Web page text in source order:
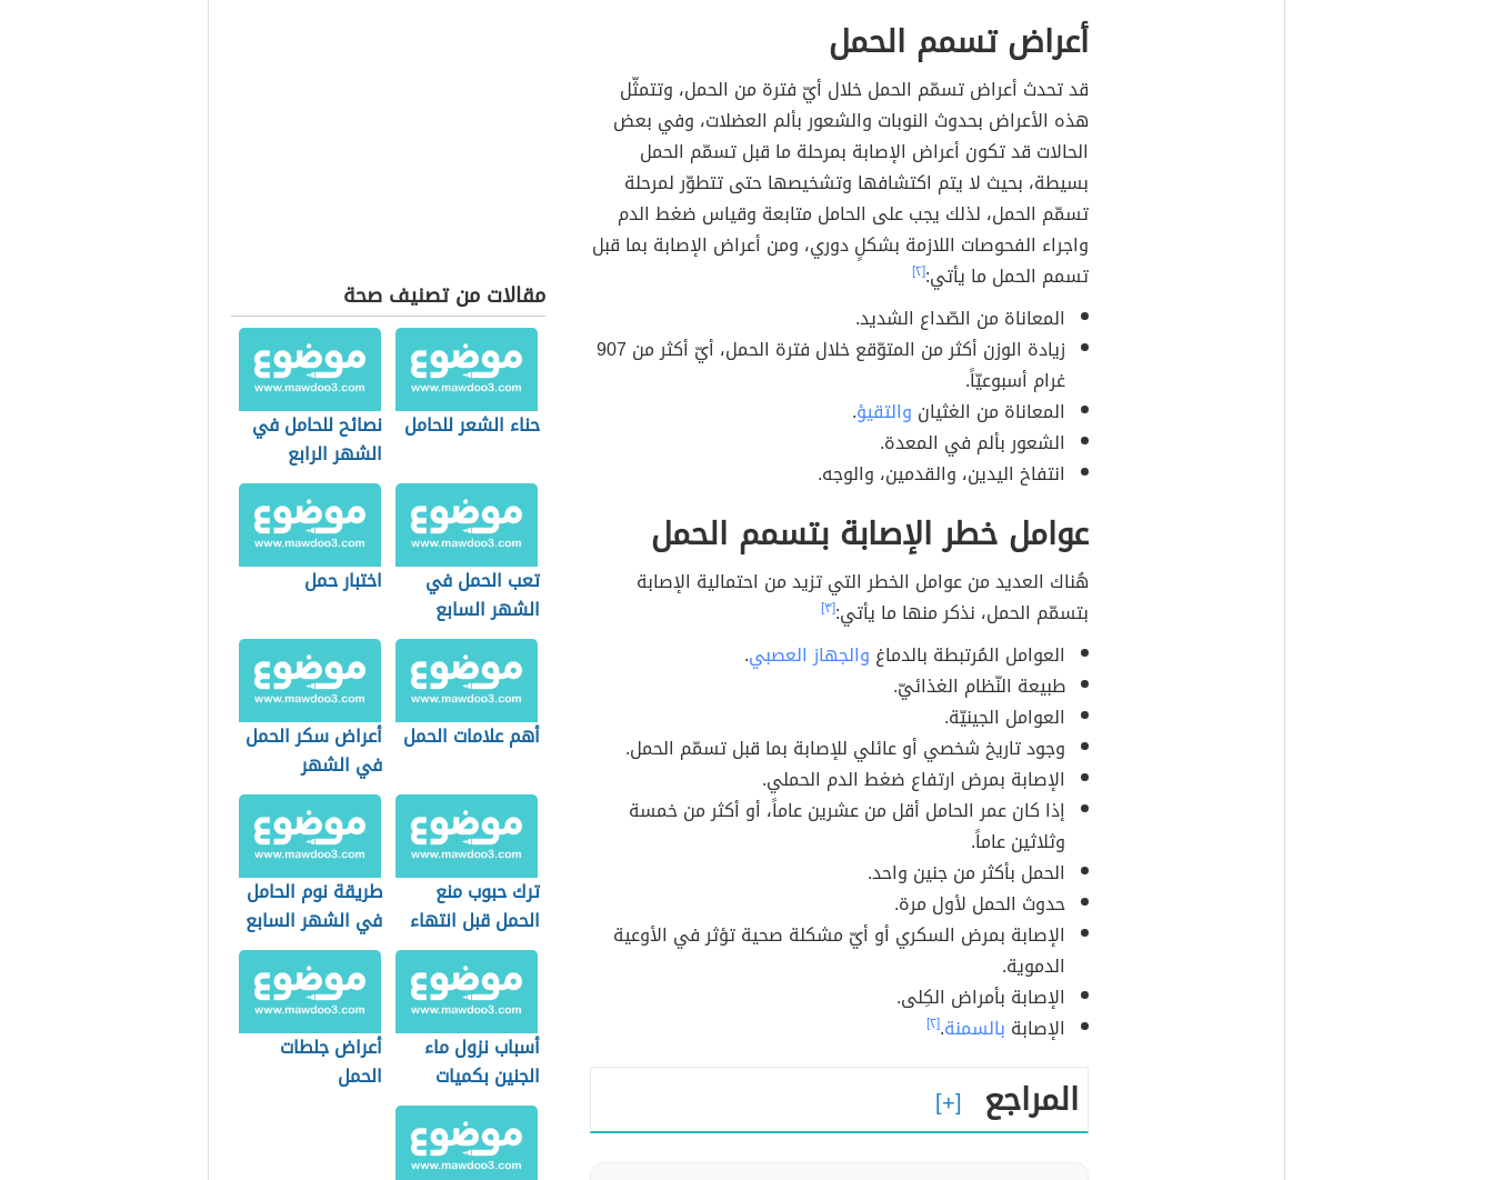
أعراض تسمم الحمل
قد تحدث أعراض تسمّم الحمل خلال أيّ فترة من الحمل، وتتمثّل
هذه الأعراض بحدوث النوبات والشعور بألم العضلات، وفي بعض
الحالات قد تكون أعراض الإصابة بمرحلة ما قبل تسمّم الحمل
بسيطة، بحيث لا يتم اكتشافها وتشخيصها حتى تتطوّر لمرحلة
تسمّم الحمل، لذلك يجب على الحامل متابعة وقياس ضغط الدم
واجراء الفحوصات اللازمة بشكلٍ دوري، ومن أعراض الإصابة بما قبل
تسمم الحمل ما يأتي:[٢]
المعاناة من الصّداع الشديد.
زيادة الوزن أكثر من المتوّقع خلال فترة الحمل، أيّ أكثر من 907
غرام أسبوعيّاً.
المعاناة من الغثيان والتقيؤ.
الشعور بألم في المعدة.
انتفاخ اليدين، والقدمين، والوجه.
عوامل خطر الإصابة بتسمم الحمل
هُناك العديد من عوامل الخطر التي تزيد من احتمالية الإصابة
بتسمّم الحمل، نذكر منها ما يأتي:[٣]
العوامل المُرتبطة بالدماغ والجهاز العصبي.
طبيعة النّظام الغذائيّ.
العوامل الجينيّة.
وجود تاريخ شخصي أو عائلي للإصابة بما قبل تسمّم الحمل.
الإصابة بمرض ارتفاع ضغط الدم الحملي.
إذا كان عمر الحامل أقل من عشرين عاماً، أو أكثر من خمسة
وثلاثين عاماً.
الحمل بأكثر من جنين واحد.
حدوث الحمل لأول مرة.
الإصابة بمرض السكري أو أيّ مشكلة صحية تؤثر في الأوعية
الدموية.
الإصابة بأمراض الكِلى.
الإصابة بالسمنة.[٢]
المراجع
مقالات من تصنيف صحة
حناء الشعر للحامل
نصائح للحامل في
الشهر الرابع
والخامس
تعب الحمل في
الشهر السابع
اختبار حمل
أهم علامات الحمل
أعراض سكر الحمل
في الشهر
الخامس
ترك حبوب منع
الحمل قبل انتهاء
الشريط
طريقة نوم الحامل
في الشهر السابع
أسباب نزول ماء
الجنين بكميات
قليلة
أعراض جلطات
الحمل